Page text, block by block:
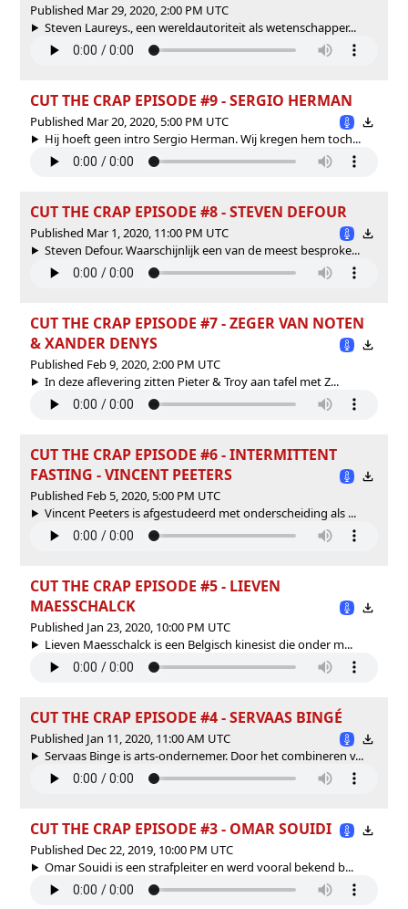
Published Mar 29, 2020, 2:00 PM UTC
Steven Laureys., een wereldautoriteit als wetenschapper...
CUT THE CRAP EPISODE #9 - SERGIO HERMAN
Published Mar 20, 2020, 5:00 PM UTC
Hij hoeft geen intro Sergio Herman. Wij kregen hem toch...
CUT THE CRAP EPISODE #8 - STEVEN DEFOUR
Published Mar 1, 2020, 11:00 PM UTC
Steven Defour. Waarschijnlijk een van de meest besproke...
CUT THE CRAP EPISODE #7 - ZEGER VAN NOTEN
& XANDER DENYS
Published Feb 9, 2020, 2:00 PM UTC
In deze aflevering zitten Pieter & Troy aan tafel met Z...
CUT THE CRAP EPISODE #6 - INTERMITTENT
FASTING - VINCENT PEETERS
Published Feb 5, 2020, 5:00 PM UTC
Vincent Peeters is afgestudeerd met onderscheiding als ...
CUT THE CRAP EPISODE #5 - LIEVEN
MAESSCHALCK
Published Jan 23, 2020, 10:00 PM UTC
Lieven Maesschalck is een Belgisch kinesist die onder m...
CUT THE CRAP EPISODE #4 - SERVAAS BINGÉ
Published Jan 11, 2020, 11:00 AM UTC
Servaas Binge is arts-ondernemer. Door het combineren v...
CUT THE CRAP EPISODE #3 - OMAR SOUIDI
Published Dec 22, 2019, 10:00 PM UTC
Omar Souidi is een strafpleiter en werd vooral bekend b...